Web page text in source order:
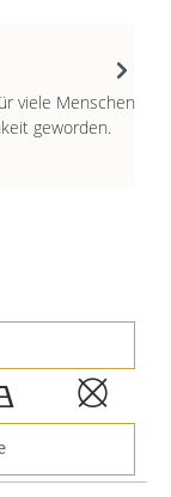
viele Menschen
geworden.
,